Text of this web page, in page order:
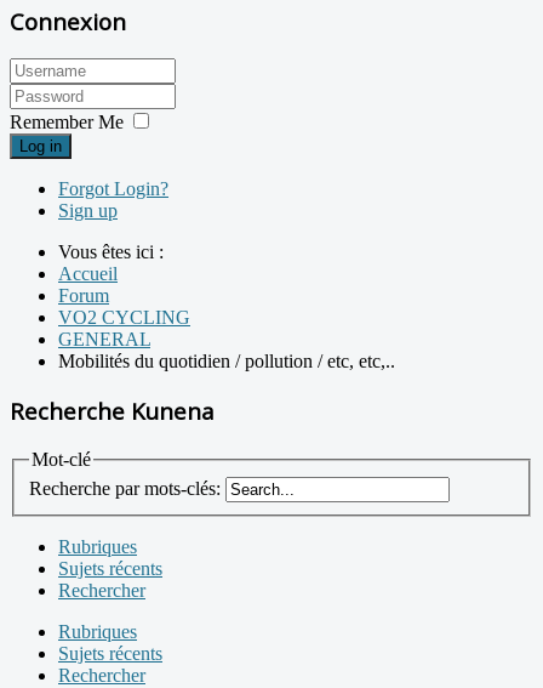
Connexion
Remember Me
Log in
Forgot Login?
Sign up
Vous êtes ici :
Accueil
Forum
VO2 CYCLING
GENERAL
Mobilités du quotidien / pollution / etc, etc,..
Recherche Kunena
Mot-clé
Recherche par mots-clés:
Rubriques
Sujets récents
Rechercher
Rubriques
Sujets récents
Rechercher